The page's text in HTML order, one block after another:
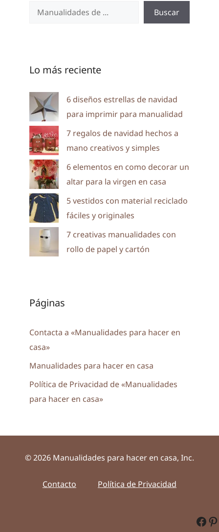
Buscar
Lo más reciente
6 diseños estrellas de navidad
para imprimir para manualidad
7 regalos de navidad hechos a
mano creativos y simples
6 elementos en como decorar un
altar para la virgen en casa
5 vestidos con material reciclado
fáciles y originales
7 creativas manualidades con
rollo de papel y cartón
Páginas
Contacta a «Manualidades para hacer en
casa»
Manualidades para hacer en casa
Política de Privacidad de «Manualidades
para hacer en casa»
© 2026 Manualidades para hacer en casa, Inc.
Contacto Política de Privacidad